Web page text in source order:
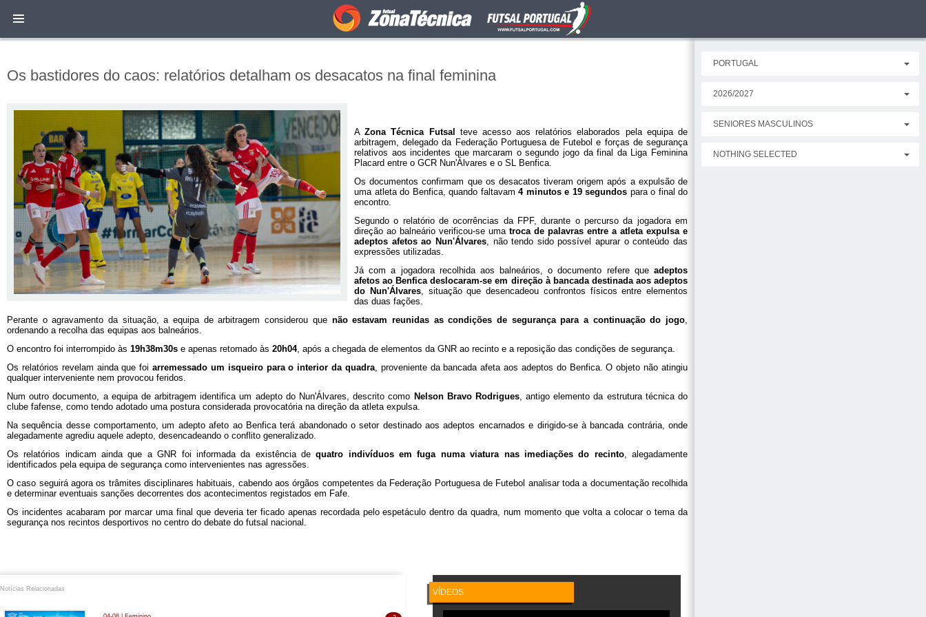
Os bastidores do caos: relatórios detalham os desacatos na final feminina
AZona Técnica Futsal
teve acesso aos relatórios elaborados pela equipa de
arbitragem, delegado da Federação Portuguesa de Futebol e forças de segurança
relativos aos incidentes que marcaram o segundo jogo da final da Liga Feminina
Placard entre o GCR Nun'Álvares e o SL Benfica.
Os documentos confirmam que os desacatos tiveram origem após a expulsão de
uma atleta do Benfica, quando faltavam 4 minutos e 19 segundos para o final do
encontro.
Segundo o relatório de ocorrências da FPF, durante o percurso da jogadora em
direção ao balneário verificou-se uma troca de palavras entre a atleta expulsa e
adeptos afetos ao Nun'Álvares, não tendo sido possível apurar o conteúdo das
expressões utilizadas.
Já com a jogadora recolhida aos balneários, o documento refere que adeptos
afetos ao Benfica deslocaram-se em direção à bancada destinada aos adeptos
do Nun'Álvares, situação que desencadeou confrontos físicos entre elementos
das duas fações.
Perante o agravamento da situação, a equipa de arbitragem considerou que não estavam reunidas as condições de segurança para a continuação do jogo,
ordenando a recolha das equipas aos balneários.
O encontro foi interrompido às 19h38m30s e apenas retomado às 20h04, após a chegada de elementos da GNR ao recinto e a reposição das condições de segurança.
Os relatórios revelam ainda que foiarremessado um isqueiro para o interior da quadra, proveniente da bancada afeta aos adeptos do Benfica. O objeto não atingiu
qualquer interveniente nem provocou feridos.
Num outro documento, a equipa de arbitragem identifica um adepto do Nun'Álvares, descrito como Nelson Bravo Rodrigues, antigo elemento da estrutura técnica do
clube fafense, como tendo adotado uma postura considerada provocatória na direção da atleta expulsa.
Na sequência desse comportamento, um adepto afeto ao Benfica terá abandonado o setor destinado aos adeptos encarnados e dirigido-se à bancada contrária, onde
alegadamente agrediu aquele adepto, desencadeando o conflito generalizado.
Os relatórios indicam ainda que a GNR foi informada da existência dequatro indivíduos em fuga numa viatura nas imediações do recinto, alegadamente
identificados pela equipa de segurança como intervenientes nas agressões.
O caso seguirá agora os trâmites disciplinares habituais, cabendo aos órgãos competentes da Federação Portuguesa de Futebol analisar toda a documentação recolhida
e determinar eventuais sanções decorrentes dos acontecimentos registados em Fafe.
Os incidentes acabaram por marcar uma final que deveria ter ficado apenas recordada pelo espetáculo dentro da quadra, num momento que volta a colocar o tema da
segurança nos recintos desportivos no centro do debate do futsal nacional.
Notícias Relacionadas VÍDEOS
PORTUGAL
2026/2027
SENIORES MASCULINOS
NOTHING SELECTED